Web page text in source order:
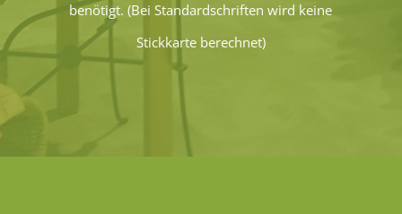
benötigt. (Bei Standardschriften wird keine
Stickkarte berechnet)